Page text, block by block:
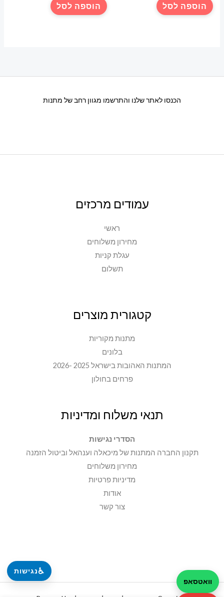
♿נגישות
הוספה לסל הוספה לסל
הכנסו לאתר שלנו והתרשמו מגוון רחב של מתנות
עמודים מרכזים
ראשי
מחירון משלוחים
עגלת קניות
תשלום
קטגורית מוצרים
מתנות מקוריות
בלונים
המתנות האהובות בישראל 2025 -2026
פרחים בחולון
תנאי משלוח ומדיניות
הסדרי נגישות
תקנון החברה המתנות של מיכאלה וענהאל וביטול הזמנה
מחירון משלוחים
מדיניות פרטיות
אודות
צור קשר
וואטסאפ